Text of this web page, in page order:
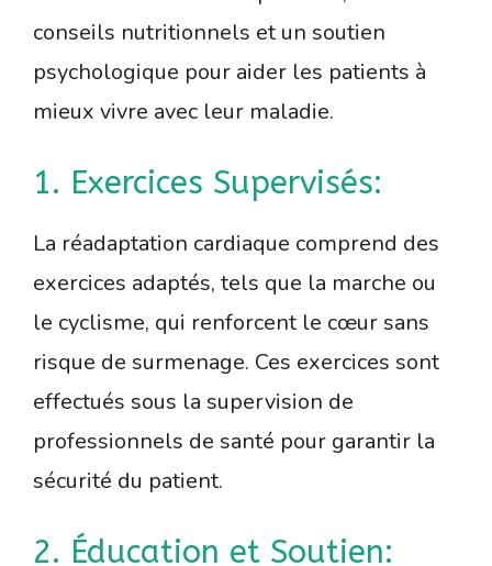
conseils nutritionnels et un soutien
psychologique pour aider les patients à
mieux vivre avec leur maladie.
1. Exercices Supervisés:
La réadaptation cardiaque comprend des
exercices adaptés, tels que la marche ou
le cyclisme, qui renforcent le cœur sans
risque de surmenage. Ces exercices sont
effectués sous la supervision de
professionnels de santé pour garantir la
sécurité du patient.
2. Éducation et Soutien: